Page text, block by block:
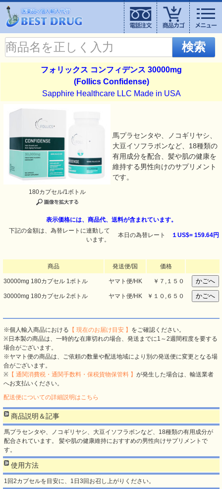
検索
フォリックス コンフィデンス 30000mg
(Follics Confidense)
Sapphire Healthcare LLC Made in USA
馬プラセンタや、ノコギリヤシ、
大豆イソフラボンなど、18種類の
有用成分を配合、髪や肌の健康を
維持する男性向けのサプリメント
です。
180カプセル/1ボトル
表示価格には、商品代、送料が含まれています。
下記の金額は、為替レートに連動して
います。
本日の為替レート １US$= 159.64円
商品 発送便/国 価格
30000mg 180カプセル 1ボトル ヤマト便/HK ￥７,１５０
30000mg 180カプセル 2ボトル ヤマト便/HK ￥１０,６５０
※個人輸入商品における 【 現在のお届け目安 】 をご確認ください。
※日本製の商品は、一時的な在庫切れの場合、発送までに1～2週間程度を要する
場合がございます。
※ヤマト便の商品は、ご依頼の数量や配送地域により別の発送便に変更となる場
合がございます。
※ 【 通関消費税・通関手数料・保税貨物保管料 】 が発生した場合は、輸送業者
へお支払いください。
配送便についての詳細説明はこちら
商品説明＆記事
馬プラセンタや、ノコギリヤシ、大豆イソフラボンなど、18種類の有用成分が
配合されています。 髪や肌の健康維持におすすめの男性向けサプリメントで
す。
使用方法
1回2カプセルを目安に、1日3回お召し上がりください。